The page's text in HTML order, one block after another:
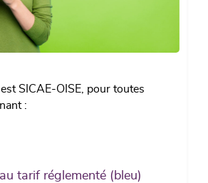
SICAE-OISE, pour toutes
:
tarif réglementé (bleu)